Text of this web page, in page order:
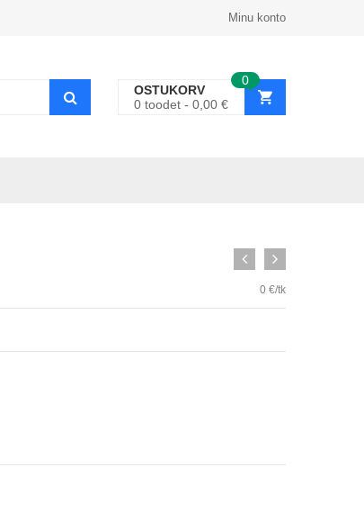
Minu konto
0
OSTUKORV
0 toodet 0,00 €
0 €/tk